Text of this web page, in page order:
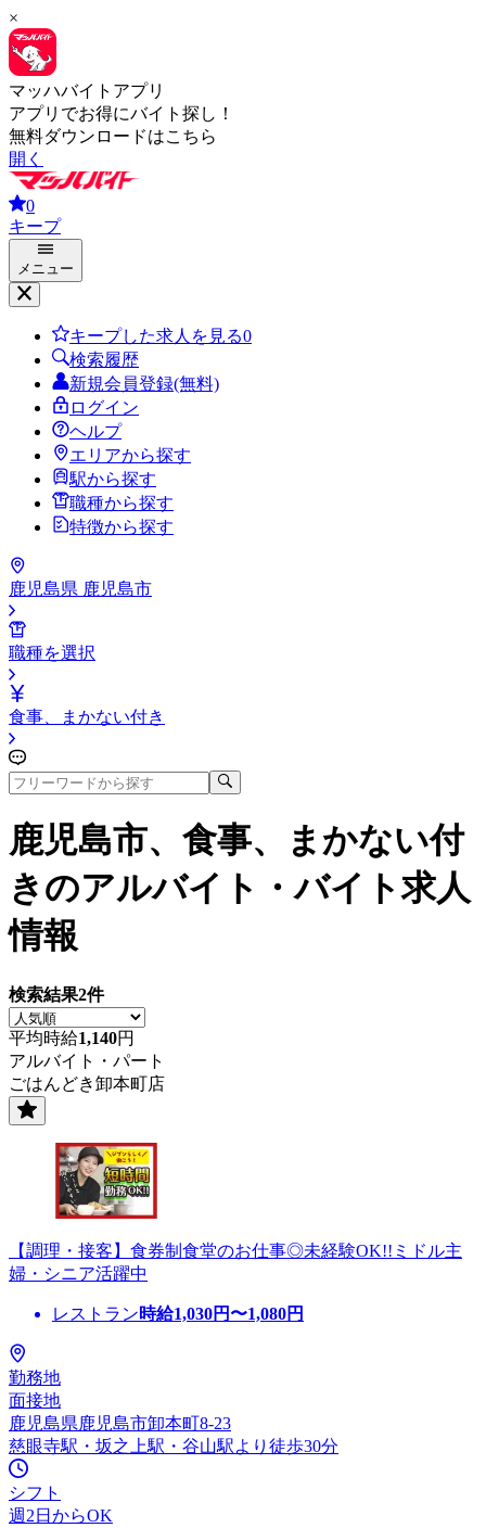
×
マッハバイトアプリ
アプリでお得にバイト探し！
無料ダウンロードはこちら
開く
0
キープ
メニュー
キープした求人を見る0
検索履歴
新規会員登録(無料)
ログイン
ヘルプ
エリアから探す
駅から探す
職種から探す
特徴から探す
鹿児島県 鹿児島市
職種を選択
食事、まかない付き
鹿児島市、食事、まかない付
きのアルバイト・バイト求人
情報
検索結果2件
平均時給1,140円
アルバイト・パート
ごはんどき卸本町店
【調理・接客】食券制食堂のお仕事◎未経験OK!!ミドル主
婦・シニア活躍中
レストラン時給1,030円〜1,080円
勤務地
面接地
鹿児島県鹿児島市卸本町8-23
慈眼寺駅・坂之上駅・谷山駅より徒歩30分
シフト
週2日からOK